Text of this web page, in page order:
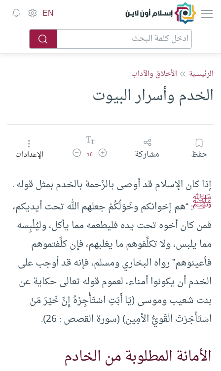
إسلام أون لاين EN
الرئيسية الأخلاق والآداب
الخدم وأسرار البيوت
حفظ مشاركة زيادة حجم الخط
16 تقليل حجم الخطالإعدادات
إذا كان الإسلام قد أوصى بالرَّحمة بالخدم بمثل قوله ـ
ﷺ: “هم إخوانكم وخَوَلُكُمْ جعلهم الله تحت أيديكم،
فمن كان أخوه تحت يده فليطعمه مما يأكل، وليُلْبِسه
مما يلبس، ولا تكلِّفوهم ما يغلبهم، فإن كلَّفتموهم
فأعينوهم” رواه البخاري ومسلم، فإنه قد أوجب على
الخدم أن يكونوا أمناء، لعموم قوله تعالى حكاية عن
بنت شعيب وموسى (يَا أَبَتِ اسْتَأْجِرْهُ إِنَّ خَيْرَ مَنْ
اسْتَأْجَرْتَ الْقَويُّ الأمِين) (سورة القصص : 26).
الأمانة المطلوبة من الخادم